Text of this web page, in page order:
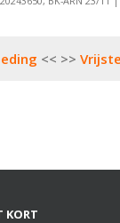
KORT